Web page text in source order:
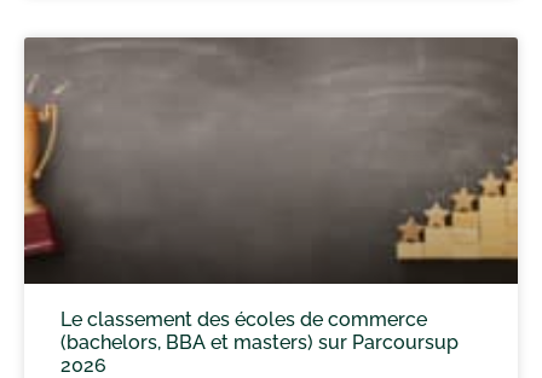
Le classement des écoles de commerce
(bachelors, BBA et masters) sur Parcoursup
2026